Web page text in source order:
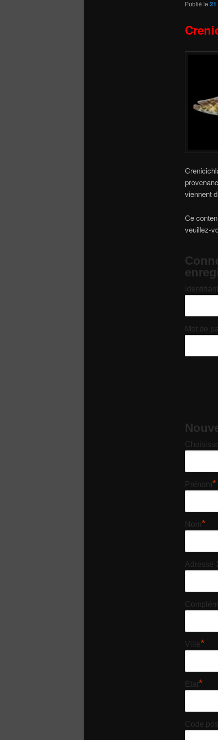
Publié le 21
viennent
Ce
veuillez-
Mot de
Prénom*
Nom*
Adresse 1
Ville*
État*
Code